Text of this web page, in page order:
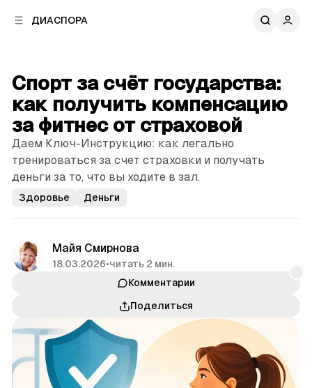
ДИАСПОРА
Спорт за счёт государства:
как получить компенсацию
за фитнес от страховой
Даем Ключ-Инструкцию: как легально
тренироваться за счет страховки и получать
деньги за то, что вы ходите в зал.
Здоровье Деньги
Майя Смирнова
18.03.2026•читать 2 мин.
Комментарии
Поделиться